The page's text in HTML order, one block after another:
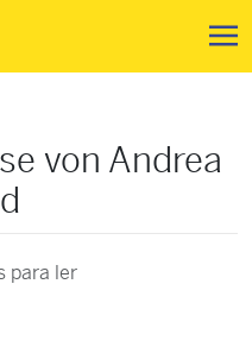
von Andrea
para ler